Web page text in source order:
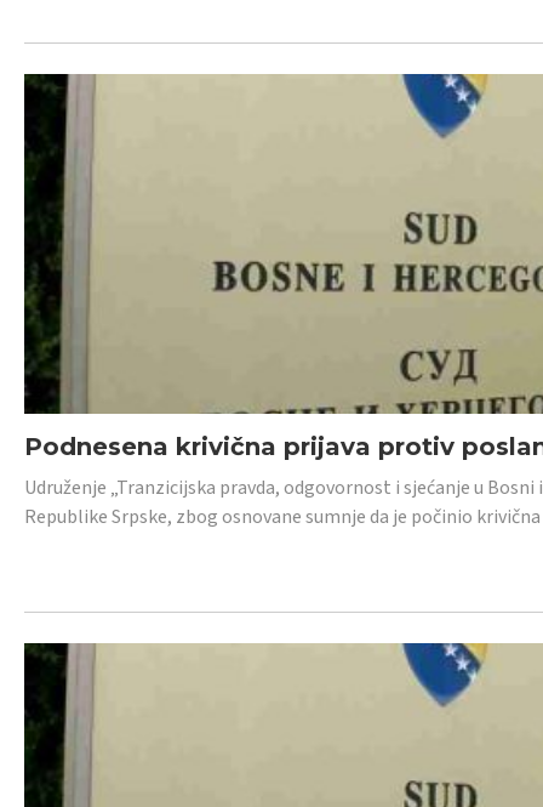
Podnesena krivična prijava protiv
Udruženje „Tranzicijska pravda, odgovornost i sjećanje u
Republike Srpske, zbog osnovane sumnje da je počinio